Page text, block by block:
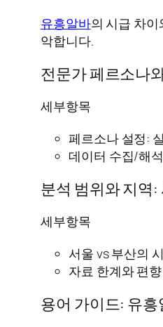
유흥알바의 시급 차
악합니다.
전문가 페르소나
세부항목
페르소나 설정:
데이터 수집/해
분석 범위와 지역
세부항목
서울 vs 부산의
자료 한계와 편
용어 가이드: 유